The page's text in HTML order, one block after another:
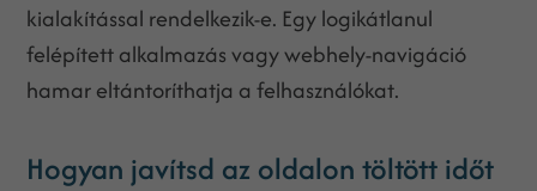
kialakítással rendelkezik-e. Egy logikátlanul
felépített alkalmazás vagy webhely-navigáció
hamar eltántoríthatja a felhasználókat.
Hogyan javítsd az oldalon töltött időt